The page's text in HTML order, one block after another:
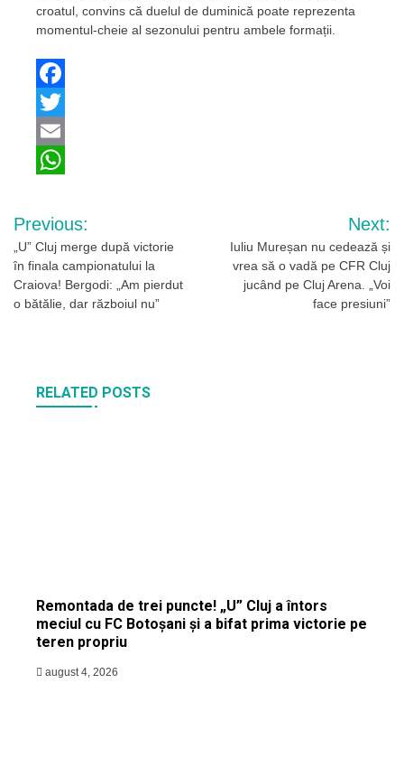
croatul, convins că duelul de duminică poate reprezenta
momentul-cheie al sezonului pentru ambele formații.
Facebook
Twitter
Email
Navigare
în
articole
Previous:
„U” Cluj merge după victorie
în finala campionatului la
Craiova! Bergodi: „Am pierdut
o bătălie, dar războiul nu”
Next:
Iuliu Mureșan nu cedează și
vrea să o vadă pe CFR Cluj
jucând pe Cluj Arena. „Voi
face presiuni”
RELATED POSTS
Remontada de trei puncte! „U” Cluj a întors
meciul cu FC Botoșani și a bifat prima victorie pe
teren propriu
august 4, 2026